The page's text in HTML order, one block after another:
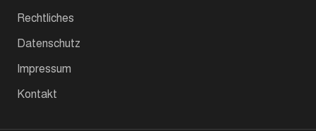
Rechtliches
Datenschutz
Impressum
Kontakt